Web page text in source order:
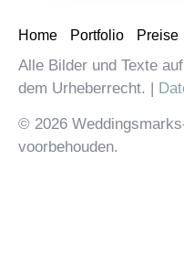
Home Portfolio Preise
Alle Bilder und Texte
dem Urheberrecht. |
© 2026
voorbehouden.